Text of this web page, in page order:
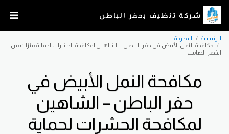
شركة تنظيف بحفر الباطن
الرئيسية
المدونة
مكافحة النمل الأبيض في حفر الباطن – الشاهين لمكافحة الحشرات لحماية منزلك من
الخطر الصامت
مكافحة النمل الأبيض في
حفر الباطن – الشاهين
لمكافحة الحشرات لحماية